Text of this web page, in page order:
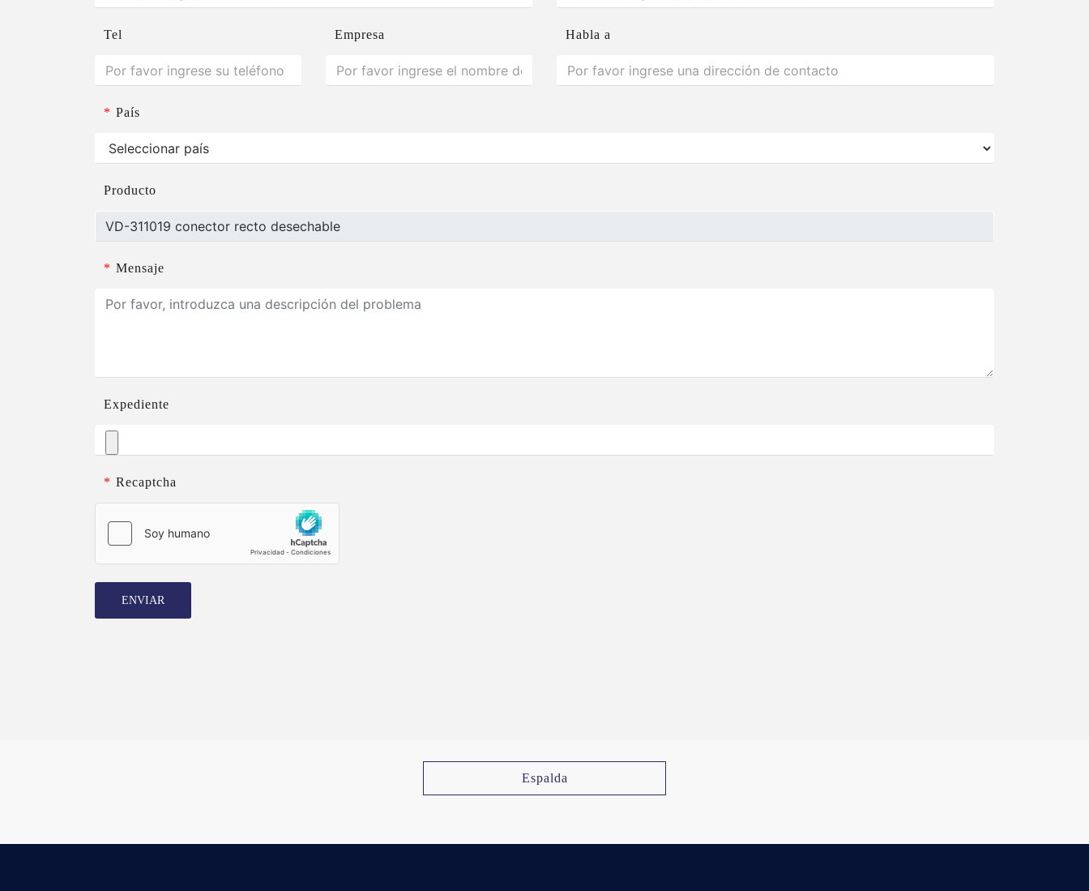
Tel Empresa Habla a
* País
Producto
* Mensaje
Expediente
* Recaptcha
ENVIAR
Espalda